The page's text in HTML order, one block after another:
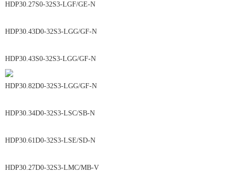
HDP30.27S0-32S3-LGF/GE-N
HDP30.43D0-32S3-LGG/GF-N
HDP30.43S0-32S3-LGG/GF-N
HDP30.82D0-32S3-LGG/GF-N
HDP30.34D0-32S3-LSC/SB-N
HDP30.61D0-32S3-LSE/SD-N
HDP30.27D0-32S3-LMC/MB-V